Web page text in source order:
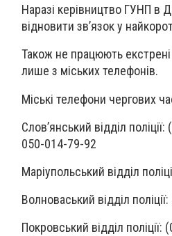
Наразі керівництво ГУНП в
відновити зв’язок у
Також не працюють
лише з міських телефонів.
Міські телефони чергових
Слов’янський відділ
050-014-79-92
Маріупольський відділ
Волноваський відділ
Покровський відділ